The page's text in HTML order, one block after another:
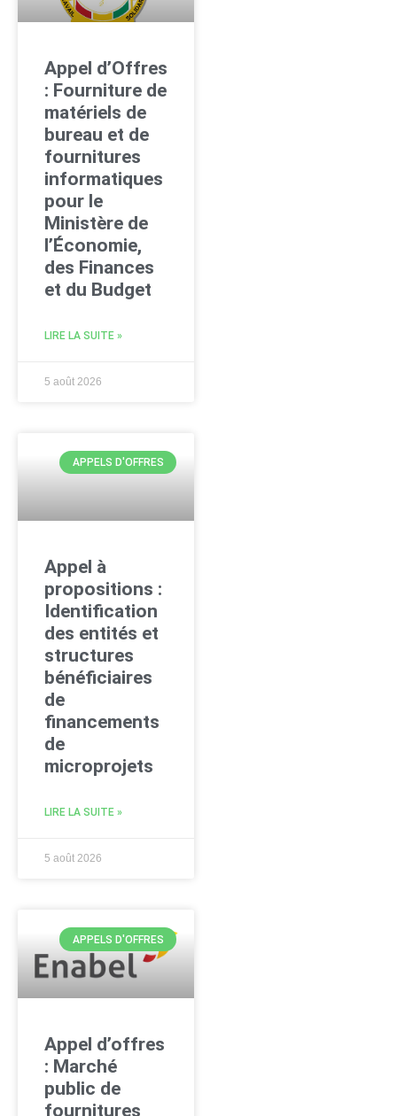
Appel d’Offres
: Fourniture de
matériels de
bureau et de
fournitures
informatiques
pour le
Ministère de
l’Économie,
des Finances
et du Budget
LIRE LA SUITE »
5 août 2026
APPELS D'OFFRES
Appel à
propositions :
Identification
des entités et
structures
bénéficiaires
de
financements
de
microprojets
LIRE LA SUITE »
5 août 2026
APPELS D'OFFRES
Appel d’offres
: Marché
public de
fournitures